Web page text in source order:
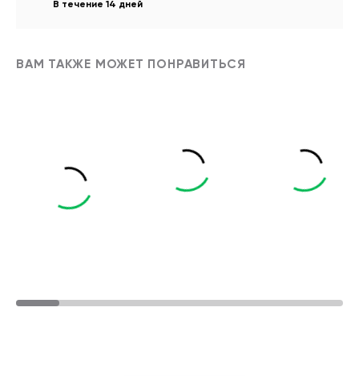
В течение 14 дней
ВАМ ТАКЖЕ МОЖЕТ ПОНРАВИТЬСЯ